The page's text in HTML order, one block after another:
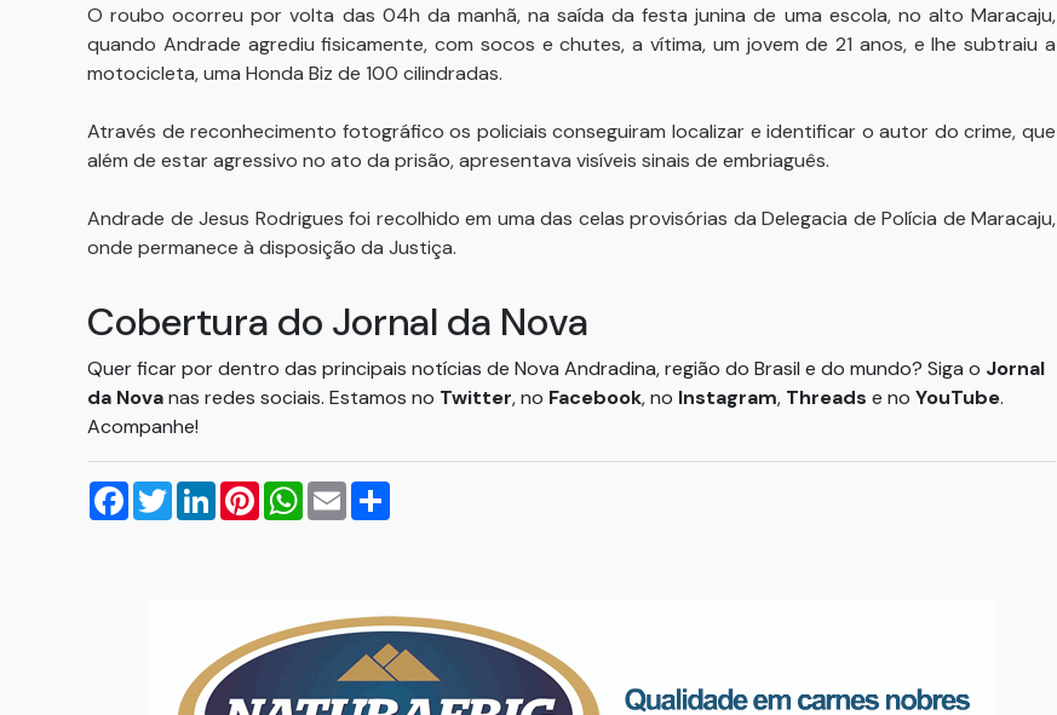
O roubo ocorreu por volta das 04h da manhã, na saída da festa junina de uma escola, no alto Maracaju,
quando Andrade agrediu fisicamente, com socos e chutes, a vítima, um jovem de 21 anos, e lhe subtraiu a
motocicleta, uma Honda Biz de 100 cilindradas.
Através de reconhecimento fotográfico os policiais conseguiram localizar e identificar o autor do crime, que
além de estar agressivo no ato da prisão, apresentava visíveis sinais de embriaguês.
Andrade de Jesus Rodrigues foi recolhido em uma das celas provisórias da Delegacia de Polícia de Maracaju,
onde permanece à disposição da Justiça.
Cobertura do Jornal da Nova
Quer ficar por dentro das principais notícias de Nova Andradina, região do Brasil e do mundo? Siga o Jornal
da Novanas redes sociais. Estamos no Twitter, no Facebook, no Instagram, Threads e no YouTube.
Acompanhe!
Facebook
TwitterLinkedInPinterestWhatsApp
Email